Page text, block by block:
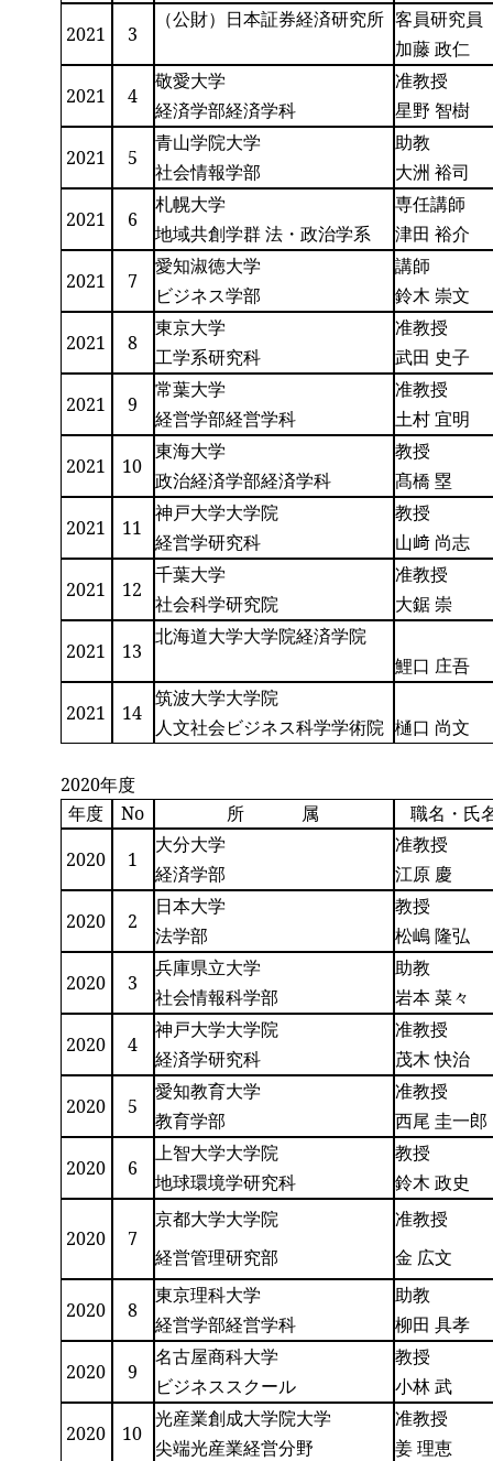
2021
3
（公財）日本証券経済研究所 客員研究員
加藤 政仁
2021
4
敬愛大学
准教授
経済学部経済学科
星野 智樹
2021
5
青山学院大学
助教
社会情報学部
大洲 裕司
2021
6
札幌大学
専任講師
地域共創学群 法・政治学系
津田 裕介
2021
7
愛知淑徳大学
講師
ビジネス学部
鈴木 崇文
2021
8
東京大学
准教授
工学系研究科
武田 史子
2021
9
常葉大学
准教授
経営学部経営学科
土村 宜明
2021
10
東海大学
教授
政治経済学部経済学科
髙橋 塁
2021
11
神戸大学大学院
教授
経営学研究科
山﨑 尚志
2021
12
千葉大学
准教授
社会科学研究院
大鋸 崇
2021
13
北海道大学大学院経済学院
鯉口 庄吾
2021
14
筑波大学大学院
人文社会ビジネス科学学術院 樋口 尚文
2020年度
年度
No 所 属
職名・氏
2020
1
大分大学
准教授
経済学部
江原 慶
2020
2
日本大学
教授
法学部
松嶋 隆弘
2020
3
兵庫県立大学
助教
社会情報科学部
岩本 菜々
2020
4
神戸大学大学院
准教授
経済学研究科
茂木 快治
2020
5
愛知教育大学
准教授
教育学部
西尾 圭一郎
2020
6
上智大学大学院
教授
地球環境学研究科
鈴木 政史
2020 7
京都大学大学院
准教授
経営管理研究部
金 広文
2020 8
東京理科大学
助教
経営学部経営学科
柳田 具孝
2020
9
名古屋商科大学
教授
ビジネススクール
小林 武
2020
10
光産業創成大学院大学
准教授
尖端光産業経営分野
姜 理恵